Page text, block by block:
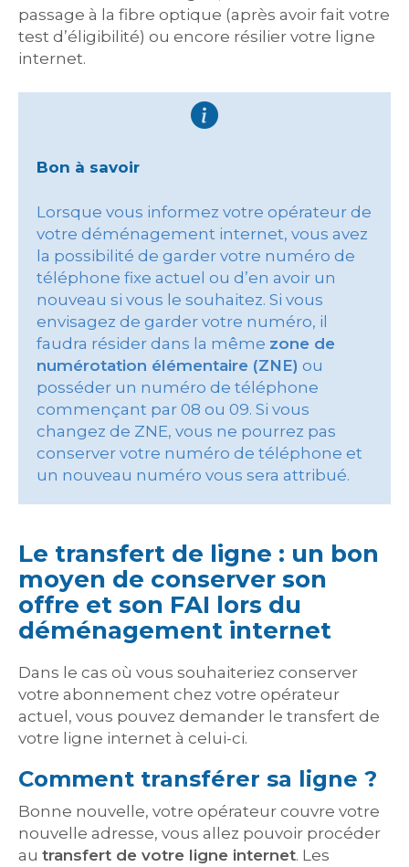
passage à la fibre optique (après avoir fait votre
test d’éligibilité) ou encore résilier votre ligne
internet.
Bon à savoir
Lorsque vous informez votre opérateur de
votre déménagement internet, vous avez
la possibilité de garder votre numéro de
téléphone fixe actuel ou d’en avoir un
nouveau si vous le souhaitez. Si vous
envisagez de garder votre numéro, il
faudra résider dans la même zone de
numérotation élémentaire (ZNE) ou
posséder un numéro de téléphone
commençant par 08 ou 09. Si vous
changez de ZNE, vous ne pourrez pas
conserver votre numéro de téléphone et
un nouveau numéro vous sera attribué.
Le transfert de ligne : un bon
moyen de conserver son
offre et son FAI lors du
déménagement internet
Dans le cas où vous souhaiteriez conserver
votre abonnement chez votre opérateur
actuel, vous pouvez demander le transfert de
votre ligne internet à celui-ci.
Comment transférer sa ligne ?
Bonne nouvelle, votre opérateur couvre votre
nouvelle adresse, vous allez pouvoir procéder
au transfert de votre ligne internet. Les